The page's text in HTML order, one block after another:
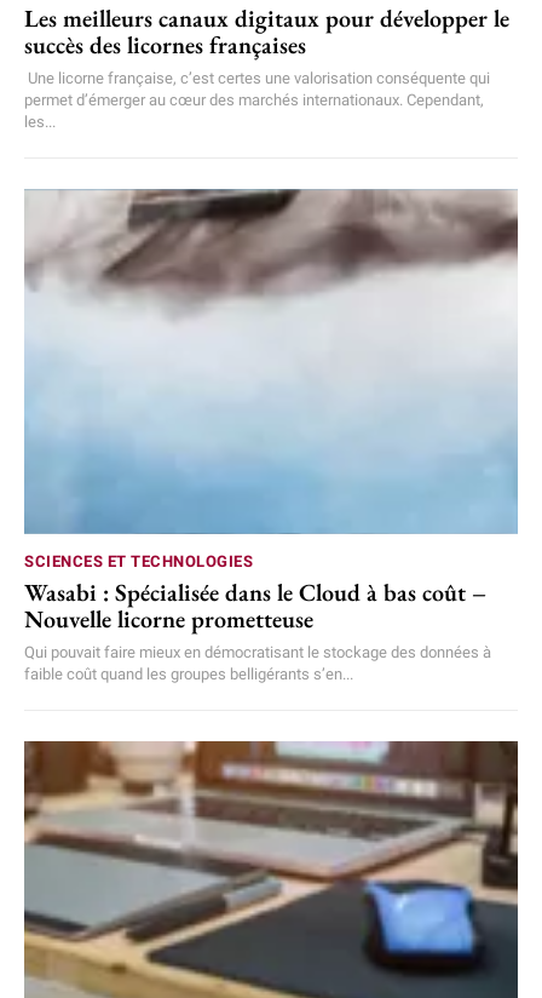
Les meilleurs canaux digitaux pour développer le
succès des licornes françaises
Une licorne française, c’est certes une valorisation conséquente qui
permet d’émerger au cœur des marchés internationaux. Cependant,
les...
SCIENCES ET TECHNOLOGIES
Wasabi : Spécialisée dans le Cloud à bas coût –
Nouvelle licorne prometteuse
Qui pouvait faire mieux en démocratisant le stockage des données à
faible coût quand les groupes belligérants s’en...